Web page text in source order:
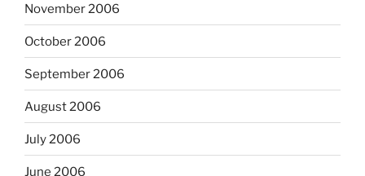
November 2006
October 2006
September 2006
August 2006
July 2006
June 2006